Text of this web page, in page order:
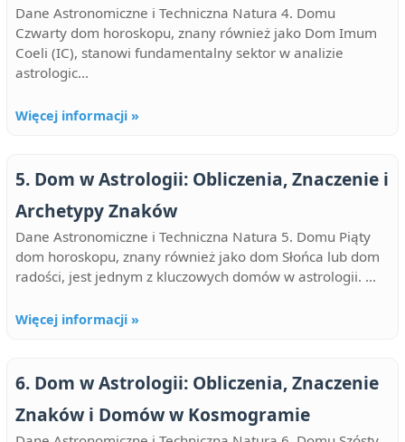
Dane Astronomiczne i Techniczna Natura 4. Domu
Czwarty dom horoskopu, znany również jako Dom Imum
Coeli (IC), stanowi fundamentalny sektor w analizie
astrologic...
Więcej informacji »
5. Dom w Astrologii: Obliczenia, Znaczenie i
Archetypy Znaków
Dane Astronomiczne i Techniczna Natura 5. Domu Piąty
dom horoskopu, znany również jako dom Słońca lub dom
radości, jest jednym z kluczowych domów w astrologii. ...
Więcej informacji »
6. Dom w Astrologii: Obliczenia, Znaczenie
Znaków i Domów w Kosmogramie